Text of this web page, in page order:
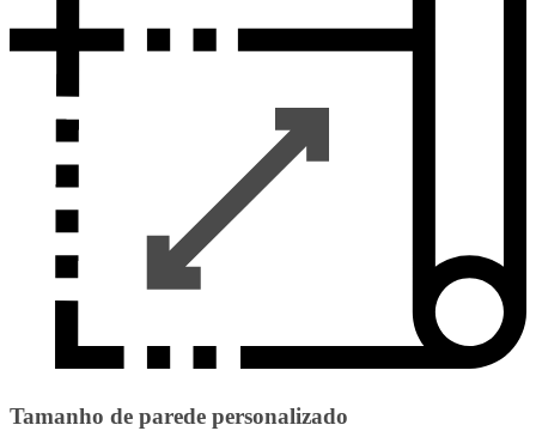
Tamanho de parede personalizado